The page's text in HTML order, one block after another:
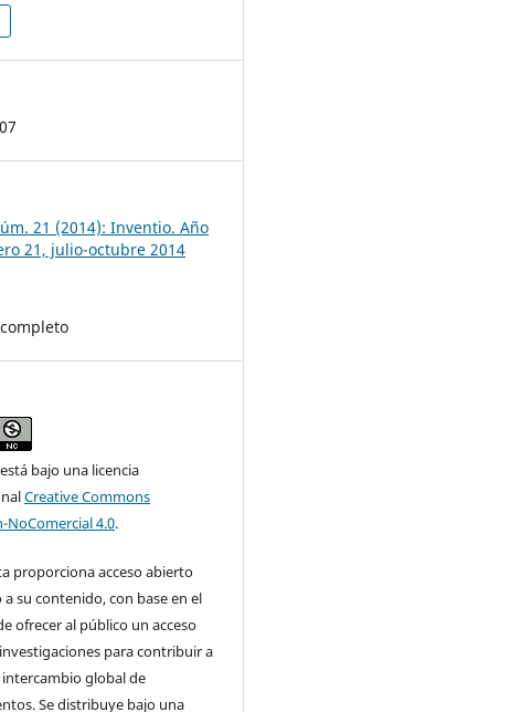
21 (2014): Inventio. Año
21, julio-octubre 2014
bajo una licencia
Creative Commons
NoComercial 4.0.
proporciona acceso abierto
su contenido, con base en el
ofrecer al público un acceso
para contribuir a
global de
Se distribuye bajo una